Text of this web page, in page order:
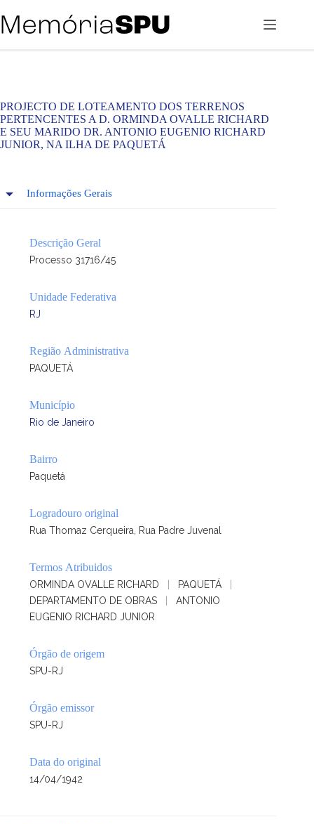
para
o
PROJECTO DE LOTEAMENTO DOS TERRENOS
PERTENCENTES A D. ORMINDA OVALLE RICHARD
E SEU MARIDO DR. ANTONIO EUGENIO RICHARD
JUNIOR, NA ILHA DE PAQUETÁ
Informações Gerais
Descrição Geral
Processo 31716/45
Unidade Federativa
RJ
Região Administrativa
PAQUETÁ
Município
Rio de Janeiro
Bairro
Paquetá
Logradouro original
Rua Thomaz Cerqueira, Rua Padre Juvenal
Termos Atribuidos
ORMINDA OVALLE RICHARD PAQUETÁ
DEPARTAMENTO DE OBRAS
ANTONIO
EUGENIO RICHARD JUNIOR
Órgão de origem
SPU-RJ
Órgão emissor
SPU-RJ
Data do original
14/04/1942